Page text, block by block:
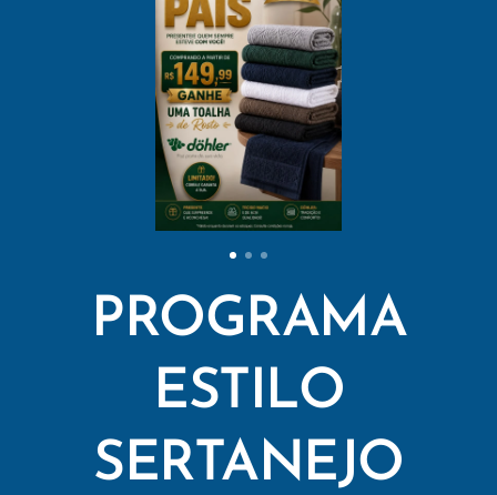
PROGRAMA
ESTILO
SERTANEJO